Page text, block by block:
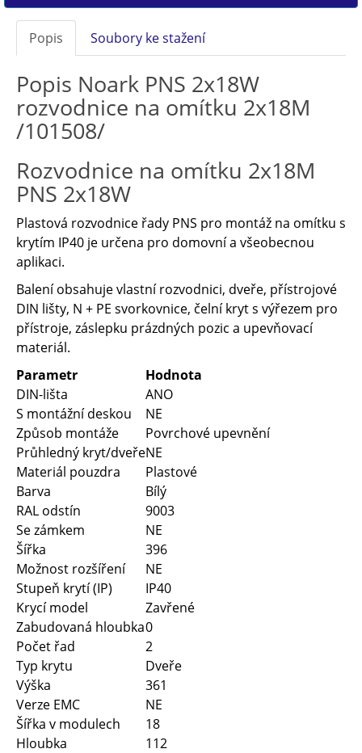
Popis Soubory ke stažení
Popis Noark PNS 2x18W
rozvodnice na omítku 2x18M
/101508/
Rozvodnice na omítku 2x18M
PNS 2x18W
Plastová rozvodnice řady PNS pro montáž na omítku s
krytím IP40 je určena pro domovní a všeobecnou
aplikaci.
Balení obsahuje vlastní rozvodnici, dveře, přístrojové
DIN lišty, N + PE svorkovnice, čelní kryt s výřezem pro
přístroje, záslepku prázdných pozic a upevňovací
materiál.
Parametr
Hodnota
DIN-lišta
ANO
S montážní deskou
NE
Způsob montáže
Povrchové upevnění
Průhledný kryt/dveřeNE
Materiál pouzdra
Plastové
Barva
Bílý
RAL odstín
9003
Se zámkem
NE
Šířka
396
Možnost rozšíření
NE
Stupeň krytí (IP)
IP40
Krycí model
Zavřené
Zabudovaná hloubka0
Počet řad
2
Typ krytu
Dveře
Výška
361
Verze EMC
NE
Šířka v modulech
18
Hloubka
112